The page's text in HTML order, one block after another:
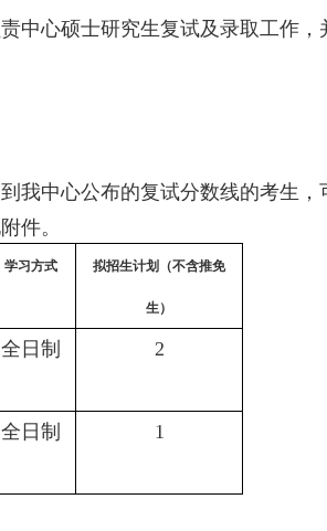
心硕士研究生复试及录取工作，
我中心公布的复试分数线的考生，
件。
学习方式 拟招生计划（不含推免
生）
全日制 2
全日制 1